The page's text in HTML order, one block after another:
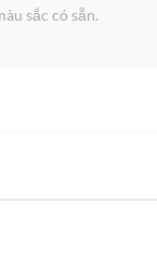
sắc có sẵn.